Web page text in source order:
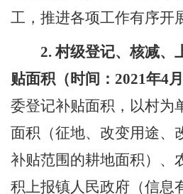
工，推进各项工作有序开
2.村级登记、核减、
贴面积（时间： 2021年4
委登记补贴面积，以村为
面积（征地、改变用途、
补贴范围的耕地面积）、
积上报镇人民政府（信息